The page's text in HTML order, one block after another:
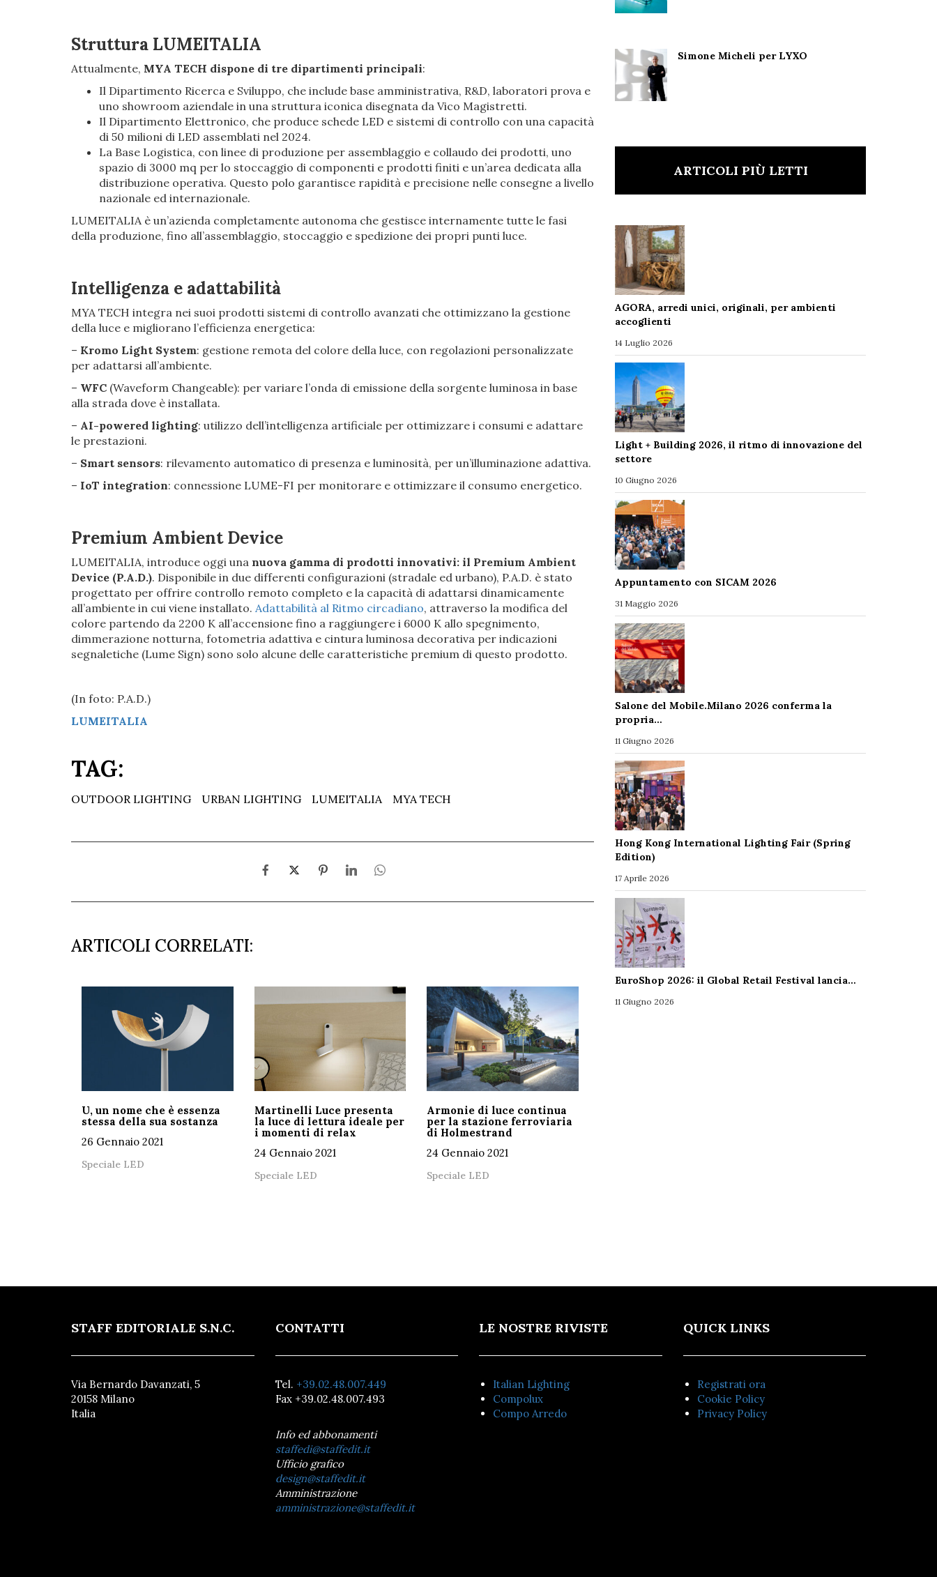
Struttura LUMEITALIA
Attualmente, MYA TECH dispone di tre dipartimenti principali:
Il Dipartimento Ricerca e Sviluppo, che include base amministrativa, R&D, laboratori prova e
uno showroom aziendale in una struttura iconica disegnata da Vico Magistretti.
Il Dipartimento Elettronico, che produce schede LED e sistemi di controllo con una capacità
di 50 milioni di LED assemblati nel 2024.
La Base Logistica, con linee di produzione per assemblaggio e collaudo dei prodotti, uno
spazio di 3000 mq per lo stoccaggio di componenti e prodotti finiti e un’area dedicata alla
distribuzione operativa. Questo polo garantisce rapidità e precisione nelle consegne a livello
nazionale ed internazionale.
LUMEITALIA è un’azienda completamente autonoma che gestisce internamente tutte le fasi
della produzione, fino all’assemblaggio, stoccaggio e spedizione dei propri punti luce.
Intelligenza e adattabilità
MYA TECH integra nei suoi prodotti sistemi di controllo avanzati che ottimizzano la gestione
della luce e migliorano l’efficienza energetica:
– Kromo Light System: gestione remota del colore della luce, con regolazioni personalizzate
per adattarsi all’ambiente.
– WFC (Waveform Changeable): per variare l’onda di emissione della sorgente luminosa in base
alla strada dove è installata.
– AI-powered lighting: utilizzo dell’intelligenza artificiale per ottimizzare i consumi e adattare
le prestazioni.
– Smart sensors: rilevamento automatico di presenza e luminosità, per un’illuminazione adattiva.
– IoT integration: connessione LUME-FI per monitorare e ottimizzare il consumo energetico.
Premium Ambient Device
LUMEITALIA, introduce oggi una nuova gamma di prodotti innovativi: il Premium Ambient
Device (P.A.D.). Disponibile in due differenti configurazioni (stradale ed urbano), P.A.D. è stato
progettato per offrire controllo remoto completo e la capacità di adattarsi dinamicamente
all’ambiente in cui viene installato. Adattabilità al Ritmo circadiano, attraverso la modifica del
colore partendo da 2200 K all’accensione fino a raggiungere i 6000 K allo spegnimento,
dimmerazione notturna, fotometria adattiva e cintura luminosa decorativa per indicazioni
segnaletiche (Lume Sign) sono solo alcune delle caratteristiche premium di questo prodotto.
(In foto: P.A.D.)
LUMEITALIA
TAG:
OUTDOOR LIGHTING URBAN LIGHTING LUMEITALIA MYA TECH
ARTICOLI CORRELATI:
U, un nome che è essenza
stessa della sua sostanza
26 Gennaio 2021
Speciale LED
Martinelli Luce presenta
la luce di lettura ideale per
i momenti di relax
24 Gennaio 2021
Speciale LED
Armonie di luce continua
per la stazione ferroviaria
di Holmestrand
24 Gennaio 2021
Speciale LED
Simone Micheli per LYXO
ARTICOLI PIÙ LETTI
AGORA, arredi unici, originali, per ambienti
accoglienti
14 Luglio 2026
Light + Building 2026, il ritmo di innovazione del
settore
10 Giugno 2026
Appuntamento con SICAM 2026
31 Maggio 2026
Salone del Mobile.Milano 2026 conferma la
propria…
11 Giugno 2026
Hong Kong International Lighting Fair (Spring
Edition)
17 Aprile 2026
EuroShop 2026: il Global Retail Festival lancia…
11 Giugno 2026
STAFF EDITORIALE S.N.C.
Via Bernardo Davanzati, 5
20158 Milano
Italia
CONTATTI
Tel. +39.02.48.007.449
Fax +39.02.48.007.493
Info ed abbonamenti
staffedi@staffedit.it
Ufficio grafico
design@staffedit.it
Amministrazione
amministrazione@staffedit.it
LE NOSTRE RIVISTE
Italian Lighting
Compolux
Compo Arredo
QUICK LINKS
Registrati ora
Cookie Policy
Privacy Policy